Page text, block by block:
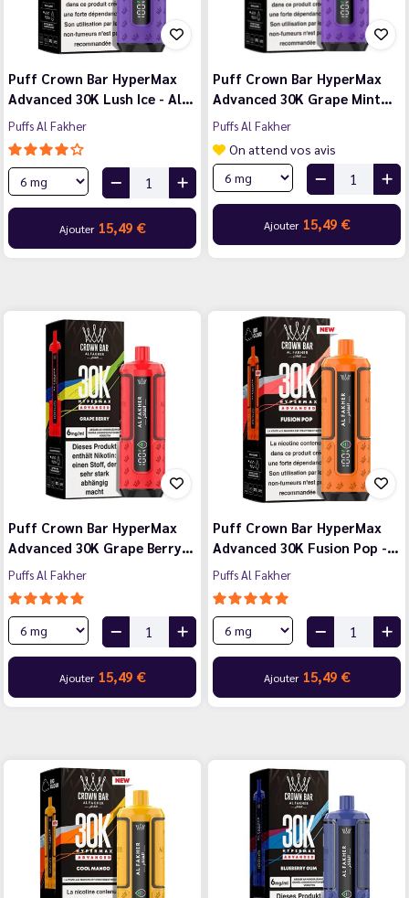
Puff Crown Bar HyperMax
Advanced 30K Lush Ice - Al…
Puffs Al Fakher
Ajouter 15,49 €
Puff Crown Bar HyperMax
Advanced 30K Grape Mint…
Puffs Al Fakher
On attend vos avis
Ajouter 15,49 €
Puff Crown Bar HyperMax
Advanced 30K Grape Berry…
Puffs Al Fakher
Ajouter 15,49 €
Puff Crown Bar HyperMax
Advanced 30K Fusion Pop -…
Puffs Al Fakher
Ajouter 15,49 €